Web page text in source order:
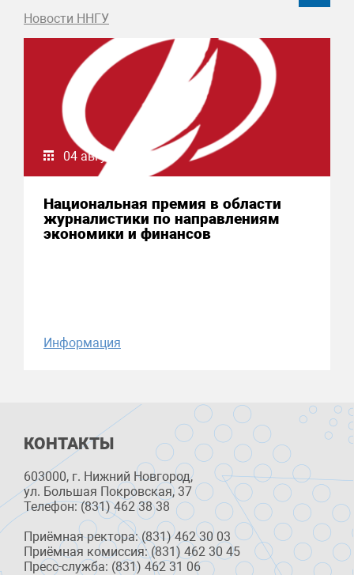
Новости ННГУ
04 августа 2026
Национальная премия в области
журналистики по направлениям
экономики и финансов
Информация
КОНТАКТЫ
603000, г. Нижний Новгород,
ул. Большая Покровская, 37
Телефон: (831) 462 38 38
Приёмная ректора: (831) 462 30 03
Приёмная комиссия: (831) 462 30 45
Пресс-служба: (831) 462 31 06